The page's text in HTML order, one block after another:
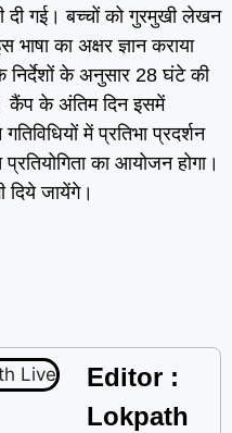
दी गई। बच्चों को गुरमुखी लेखन
का अक्षर ज्ञान कराया
निर्देशों के अनुसार 28 घंटे की
कैंप के अंतिम दिन इसमें
में प्रतिभा प्रदर्शन
का आयोजन होगा।
दिये जायेंगे।
Editor :
Lokpath